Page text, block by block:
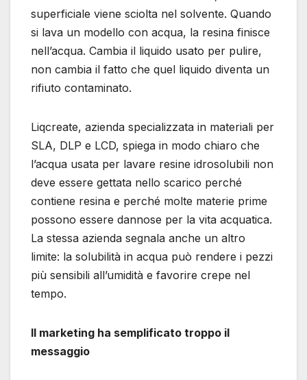
superficiale viene sciolta nel solvente. Quando
si lava un modello con acqua, la resina finisce
nell’acqua. Cambia il liquido usato per pulire,
non cambia il fatto che quel liquido diventa un
rifiuto contaminato.
Liqcreate, azienda specializzata in materiali per
SLA, DLP e LCD, spiega in modo chiaro che
l’acqua usata per lavare resine idrosolubili non
deve essere gettata nello scarico perché
contiene resina e perché molte materie prime
possono essere dannose per la vita acquatica.
La stessa azienda segnala anche un altro
limite: la solubilità in acqua può rendere i pezzi
più sensibili all’umidità e favorire crepe nel
tempo.
Il marketing ha semplificato troppo il
messaggio